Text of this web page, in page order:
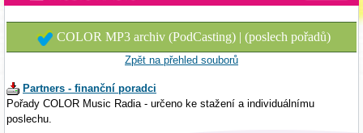
COLOR MP3 archiv (PodCasting) | (poslech pořadů)
Zpět na přehled souborů
Partners - finanční poradci
Pořady COLOR Music Radia - určeno ke stažení a individuálnímu
poslechu.